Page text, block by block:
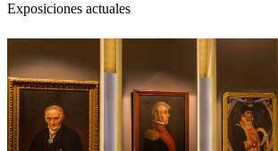
Exposiciones actuales